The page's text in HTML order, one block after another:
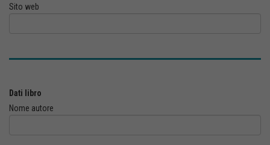
Sito web
Dati libro
Nome autore